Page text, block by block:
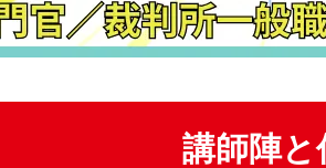
講師陣と